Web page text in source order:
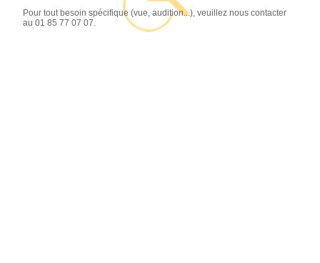
Pour tout besoin spécifique (vue, audition...), veuillez nous contacter
au 01 85 77 07 07.